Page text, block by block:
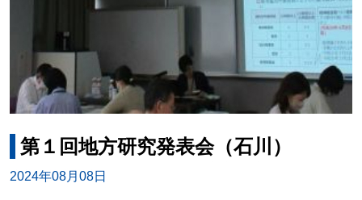
第１回地方研究発表会（石川）
2024年08月08日